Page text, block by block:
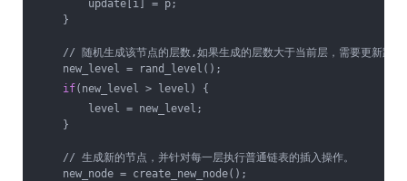
update[i] = p;
}
// 随机生成该节点的层数,如果生成的层数大于当前层，需要更新跳
new_level = rand_level();
if(new_level > level) {
level = new_level;
}
// 生成新的节点，并针对每一层执行普通链表的插入操作。
new_node = create_new_node();